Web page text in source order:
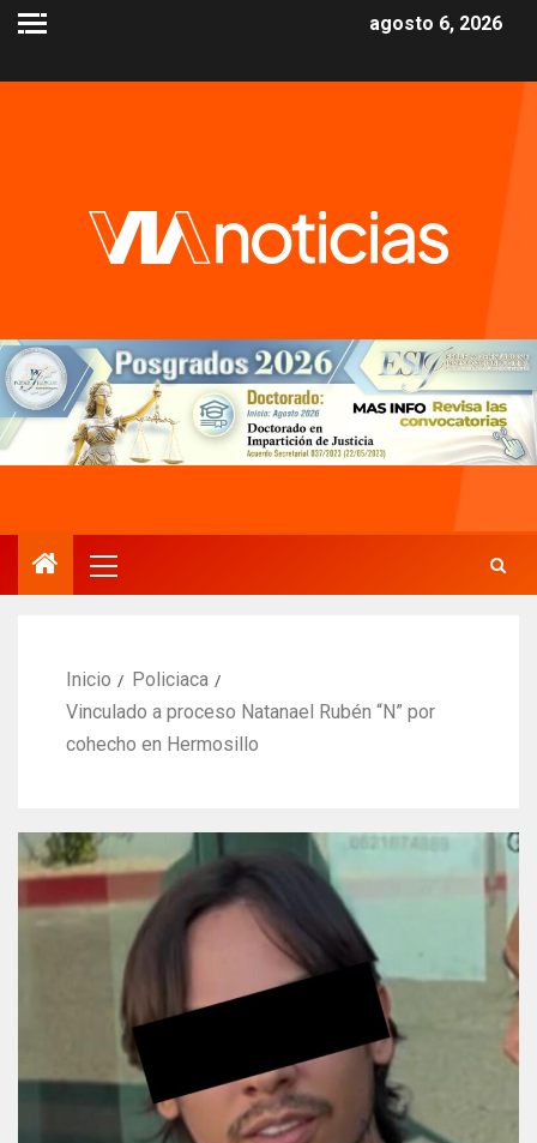
agosto 6, 2026
Inicio
Policiaca
Vinculado a proceso Natanael Rubén “N” por
cohecho en Hermosillo